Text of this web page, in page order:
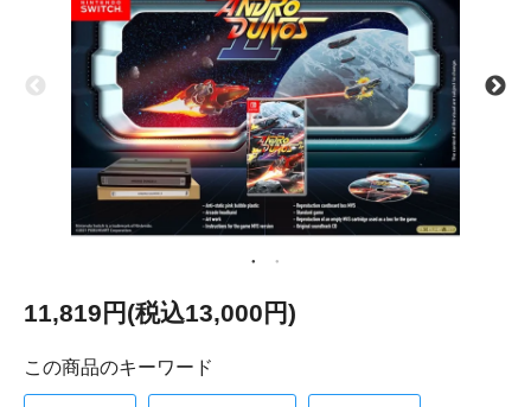
11,819円(税込13,000円)
この商品のキーワード